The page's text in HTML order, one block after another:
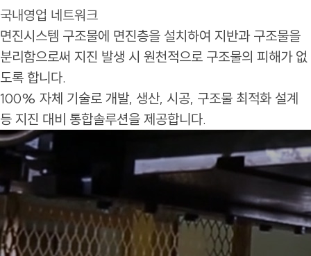
국내영업 네트워크
면진시스템 구조물에 면진층을 설치하여 지반과 구조물을
분리함으로써 지진 발생 시 원천적으로 구조물의 피해가 없
도록 합니다.
100% 자체 기술로 개발, 생산, 시공, 구조물 최적화 설계
등 지진 대비 통합솔루션을 제공합니다.